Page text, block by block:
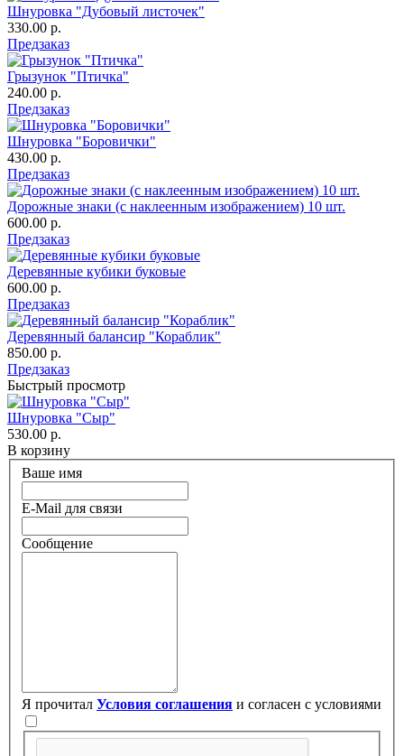
Шнуровка "Дубовый листочек"
330.00 р.
Предзаказ
Грызунок "Птичка"
240.00 р.
Предзаказ
Шнуровка "Боровички"
430.00 р.
Предзаказ
Дорожные знаки (с наклеенным изображением) 10 шт.
600.00 р.
Предзаказ
Деревянные кубики буковые
600.00 р.
Предзаказ
Деревянный балансир "Кораблик"
850.00 р.
Предзаказ
Быстрый просмотр
Шнуровка "Сыр"
530.00 р.
В корзину
Ваше имя
E-Mail для связи
Сообщение
Я прочитал Условия соглашения и согласен с условиями